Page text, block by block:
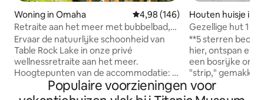
Woning in Omaha Gemiddelde beoordeling van
4,98 (146)
Retraite aan het meer met bubbelbad,
sauna en koud bad
Ervaar de natuurlijke schoonheid van
Table Rock Lake in onze privé
wellnessretraite aan het meer.
Hoogtepunten van de accommodatie: •
Eigen fitnessruimte, koude duik en
sauna • Eigen terras met bubbelbad •
Houten huisje in
Gezellige hut 1 -
1 verdieping
**5 sterren
hier, ontspan en
een bosrijke
"strip,"
achterwegen
onze hut ligt in
Populaire voorzieningen voor